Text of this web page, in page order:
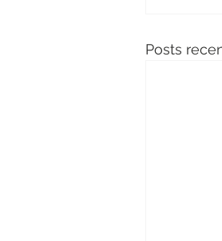
Posts